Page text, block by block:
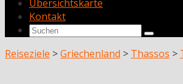
Übersichtskarte
Kontakt
Reiseziele >Griechenland > Thassos >